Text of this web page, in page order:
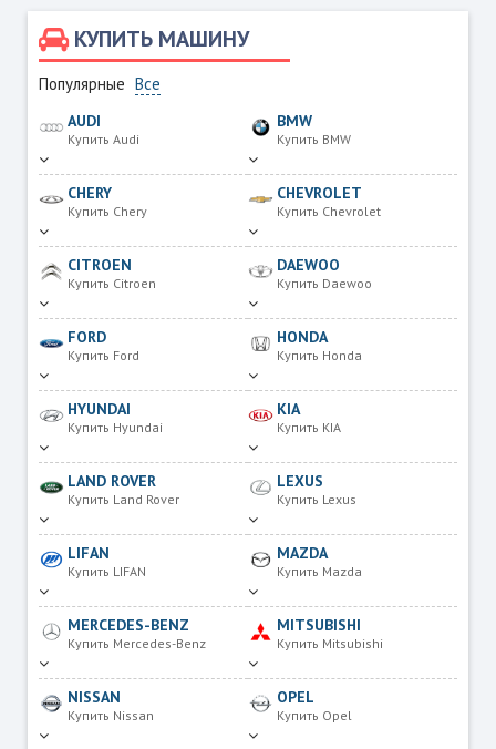
КУПИТЬ МАШИНУ
Популярные Все
AUDI
Купить Audi
BMW
Купить BMW
CHERY
Купить Chery
CHEVROLET
Купить Chevrolet
CITROEN
Купить Citroen
DAEWOO
Купить Daewoo
FORD
Купить Ford
HONDA
Купить Honda
HYUNDAI
Купить Hyundai
KIA
Купить KIA
LAND ROVER
Купить Land Rover
LEXUS
Купить Lexus
LIFAN
Купить LIFAN
MAZDA
Купить Mazda
MERCEDES-BENZ
Купить Mercedes-Benz
MITSUBISHI
Купить Mitsubishi
NISSAN
Купить Nissan
OPEL
Купить Opel